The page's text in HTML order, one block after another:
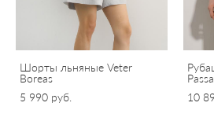
Шорты льняные Veter
Boreas
5 990 pуб.
10